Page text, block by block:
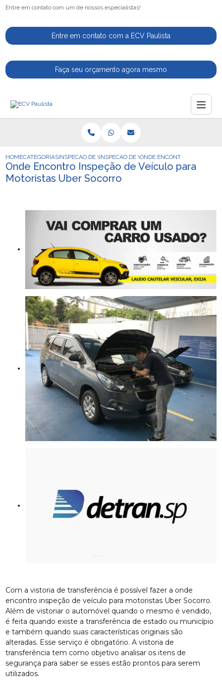
Entre em contato com um de nossos especialistas!
Entre em contato com a ECV Paulista
Faça seu orçamento agora mesmo
HOMECATEGORIASINSPECAO DE VEICULOSINSPECAO DE VEICULOS PARA VENDA
ONDE ENCONTRO INSPECAO
Onde Encontro Inspeção de Veículo para
Motoristas Uber Socorro
Com a vistoria de transferência é possível fazer a onde
encontro inspeção de veículo para motoristas Uber Socorro.
Além de vistoriar o automóvel quando o mesmo é vendido,
é feita quando existe a transferência de estado ou município
e também quando suas características originais são
alteradas. Esse serviço é obrigatório. A vistoria de
transferência tem como objetivo analisar os itens de
segurança para saber se esses estão prontos para serem
utilizados.